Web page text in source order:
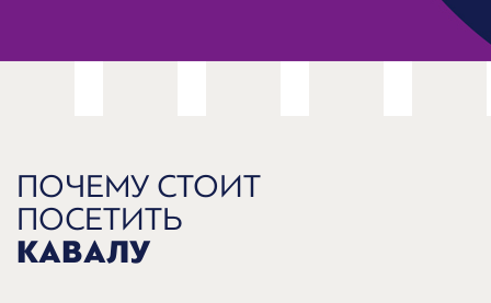
ПОЧЕМУ СТОИТ
ПОСЕТИТЬ
КАВАЛУ